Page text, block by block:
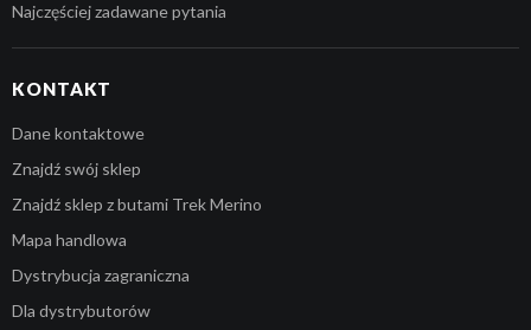
Najczęściej zadawane pytania
KONTAKT
Dane kontaktowe
Znajdź swój sklep
Znajdź sklep z butami Trek Merino
Mapa handlowa
Dystrybucja zagraniczna
Dla dystrybutorów